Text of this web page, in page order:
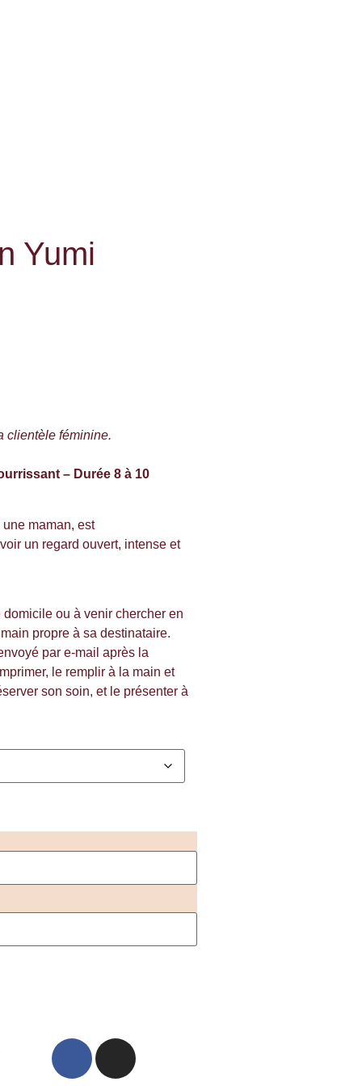
Yumi
clientèle féminine.
– Durée 8 à 10
maman, est
un regard ouvert, intense et
ou à venir chercher en
propre à sa destinataire.
par e-mail après la
le remplir à la main et
son soin, et le présenter à